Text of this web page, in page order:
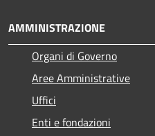
AMMINISTRAZIONE
Organi di Governo
Aree Amministrative
Uffici
Enti e fondazioni